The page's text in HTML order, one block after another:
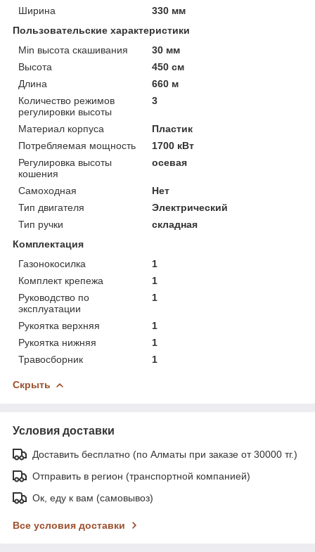
Ширина
330 мм
Пользовательские характеристики
Min высота скашивания
30 мм
Высота
450 см
Длина
660 м
Количество режимов
регулировки высоты
3
Материал корпуса
Пластик
Потребляемая мощность
1700 кВт
Регулировка высоты
кошения
осевая
Самоходная
Нет
Тип двигателя
Электрический
Тип ручки
складная
Комплектация
Газонокосилка
1
Комплект крепежа
1
Руководство по
эксплуатации
1
Рукоятка верхняя
1
Рукоятка нижняя
1
Травосборник
1
Скрыть
Условия доставки
Доставить бесплатно (по Алматы при заказе от 30000 тг.)
Отправить в регион (транспортной компанией)
Ок, еду к вам (самовывоз)
Все условия доставки